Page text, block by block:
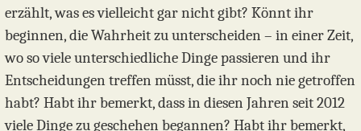
erzählt, was es vielleicht gar nicht gibt? Könnt ihr
beginnen, die Wahrheit zu unterscheiden – in einer Zeit,
wo so viele unterschiedliche Dinge passieren und ihr
Entscheidungen treffen müsst, die ihr noch nie getroffen
habt? Habt ihr bemerkt, dass in diesen Jahren seit 2012
viele Dinge zu geschehen begannen? Habt ihr bemerkt,